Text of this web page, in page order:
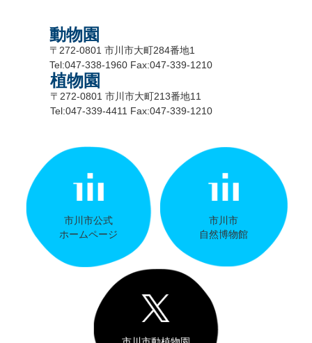
動物園
〒272-0801 市川市大町284番地1
Tel:047-338-1960 Fax:047-339-1210
植物園
〒272-0801 市川市大町213番地11
Tel:047-339-4411 Fax:047-339-1210
市川市公式
ホームページ
市川市
自然博物館